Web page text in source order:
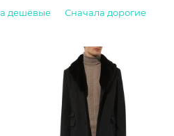
дешёвые Сначала дорогие